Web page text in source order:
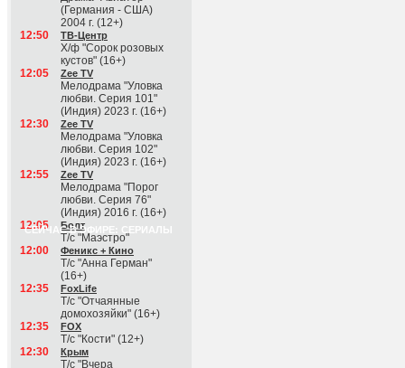
(Германия - США)
2004 г. (12+)
12:50
ТВ-Центр
Х/ф "Сорок розовых
кустов" (16+)
12:05
Zee TV
Мелодрама "Уловка
любви. Серия 101"
(Индия) 2023 г. (16+)
12:30
Zee TV
Мелодрама "Уловка
любви. Серия 102"
(Индия) 2023 г. (16+)
12:55
Zee TV
Мелодрама "Порог
любви. Серия 76"
(Индия) 2016 г. (16+)
СЕЙЧАС В ЭФИРЕ: СЕРИАЛЫ
12:05 Болт
Т/с "Маэстро"
12:00
Феникс + Кино
Т/с "Анна Герман"
(16+)
12:35
FoxLife
Т/с "Отчаянные
домохозяйки" (16+)
12:35
FOX
Т/с "Кости" (12+)
12:30
Крым
Т/с "Вчера